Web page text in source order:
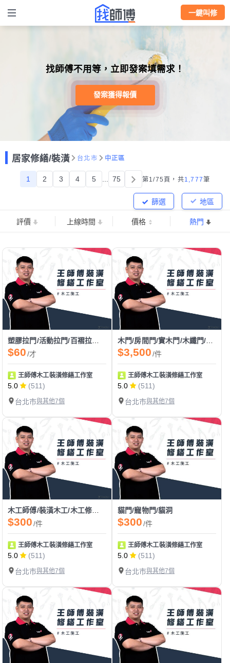
一鍵叫修
找師傅不用等，立即發案填需求！
發案獲得報價
居家修繕/裝潢 台北市 中正區
1 2 3 4 5 75 第1/75頁， 共1,777筆
地區
篩選
評價 上線時間 價格 熱門
塑膠拉門/活動拉門/百褶拉門/pvc拉門
$60/才
王師傅木工裝潢修繕工作室
5.0
(511)
台北市與其他7個
$3,500/件
王師傅木工裝潢修繕工作室
5.0
(511)
台北市與其他7個
木工師傅/裝潢木工/木工修繕/木作維修/五金維修
$300/件
王師傅木工裝潢修繕工作室
5.0
(511)
台北市與其他7個
貓門/寵物門/貓洞
$300/件
王師傅木工裝潢修繕工作室
5.0
(511)
台北市與其他7個